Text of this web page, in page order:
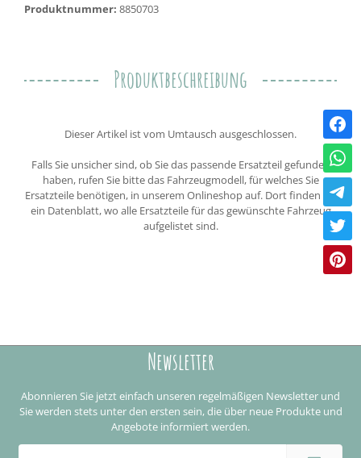
Produktnummer: 8850703
Produktbeschreibung
Dieser Artikel ist vom Umtausch ausgeschlossen.
Falls Sie unsicher sind, ob Sie das passende Ersatzteil gefunden
haben, rufen Sie bitte das Fahrzeugmodell, für welches Sie
Ersatzteile benötigen, in unserem Onlineshop auf. Dort finden Sie
ein Datenblatt, wo alle Ersatzteile für das gewünschte Fahrzeug
aufgelistet sind.
Newsletter
Abonnieren Sie jetzt einfach unseren regelmäßigen Newsletter und
Sie werden stets unter den ersten sein, die über neue Produkte und
Angebote informiert werden.
E-